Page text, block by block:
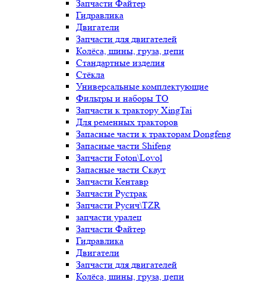
Запчасти Файтер
Гидравлика
Двигатели
Запчасти для двигателей
Колёса, шины, груза, цепи
Стандартные изделия
Стёкла
Универсальные комплектующие
Фильтры и наборы ТО
Запчасти к трактору XingTai
Для ременных тракторов
Запасные части к тракторам Dongfeng
Запасные части Shifeng
Запчасти Foton\Lovol
Запасные части Скаут
Запчасти Кентавр
Запчасти Рустрак
Запчасти Русич\TZR
запчасти уралец
Запчасти Файтер
Гидравлика
Двигатели
Запчасти для двигателей
Колёса, шины, груза, цепи